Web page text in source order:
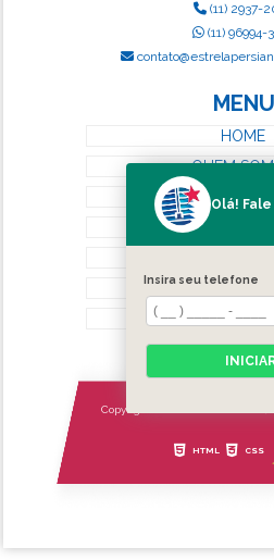
(11) 2937-
(11) 96994-
MENU
HOME
QUEM
MAPA DO
Copyright © Estrela Persianas.
HTML CSS
Olá!
Insira seu telefone